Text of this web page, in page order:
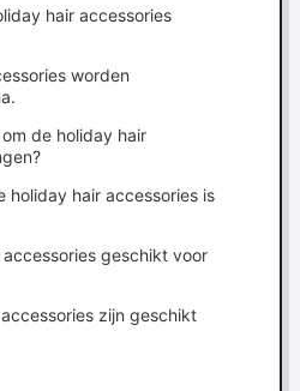
hair accessories
worden
de holiday hair
holiday hair accessories is
geschikt voor
zijn geschikt